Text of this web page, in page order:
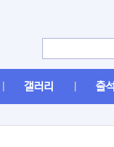
갤러리 출